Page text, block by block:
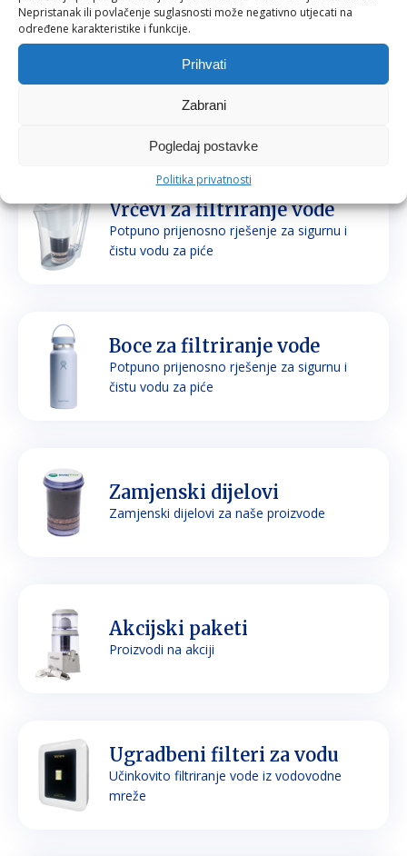
Nepristanak ili povlačenje suglasnosti može negativno utjecati na
određene karakteristike i funkcije.
Prihvati
Zabrani
Pogledaj postavke
Politika privatnosti
Tuš glave
Prirodno filtriranje vode za tuširanje
Vrčevi za filtriranje vode
Potpuno prijenosno rješenje za sigurnu i
čistu vodu za piće
Boce za filtriranje vode
Potpuno prijenosno rješenje za sigurnu i
čistu vodu za piće
Zamjenski dijelovi
Zamjenski dijelovi za naše proizvode
Akcijski paketi
Proizvodi na akciji
Ugradbeni filteri za vodu
Učinkovito filtriranje vode iz vodovodne
mreže